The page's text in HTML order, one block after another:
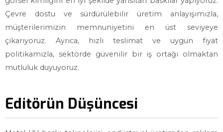
Çevre dostu ve sürdürülebilir üretim anlayışımızla,
müşterilerimizin memnuniyetini en üst seviyeye
çıkarıyoruz. Ayrıca, hızlı teslimat ve uygun fiyat
politikamızla, sektörde güvenilir bir iş ortağı olmaktan
mutluluk duyuyoruz.
Editörün Düşüncesi